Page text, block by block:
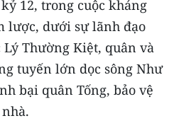
12, trong cuộc kháng
lược, dưới sự lãnh đạo
Thường Kiệt, quân và
tuyến lớn dọc sông Như
bại quân Tống, bảo vệ